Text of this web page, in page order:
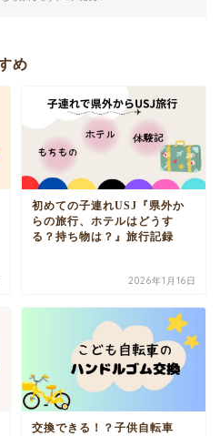
め
初めての子連れUSJ『県外か
らの旅行、ホテルはどうす
る？持ち物は？』旅行記録
2026年1月16日
交換できる！？子供自転車